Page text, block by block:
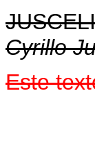
Cyrillo
Este